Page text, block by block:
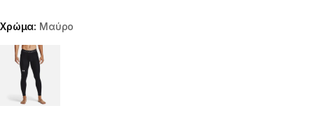
Χρώμα: Μαύρο
Choose a variant